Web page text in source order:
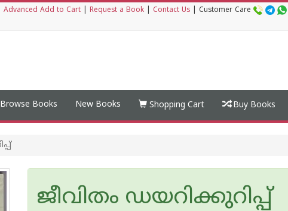
Advanced Add to Cart Request a Book Contact Us Customer Care
Browse Books New Books Shopping Cart Buy Books
ജീവിതം ഡയറിക്കുറിപ്പ്